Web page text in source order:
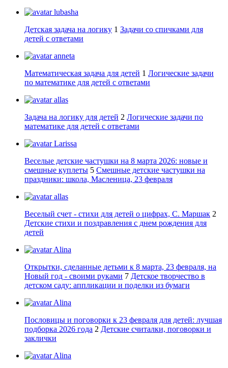
lubasha
Детская задача на логику 1 Задачи со спичками для
детей с ответами
anneta
Математическая задача для детей 1 Логические задачи
по математике для детей с ответами
allas
Задача на логику для детей 2 Логические задачи по
математике для детей с ответами
Larissa
Веселые детские частушки на 8 марта 2026: новые и
смешные куплеты 5 Смешные детские частушки на
праздники: школа, Масленица, 23 февраля
allas
Веселый счет - стихи для детей о цифрах, С. Маршак 2
Детские стихи и поздравления с днем рождения для
детей
Alina
Открытки, сделанные детьми к 8 марта, 23 февраля, на
Новый год - своими руками 7 Детское творчество в
детском саду: аппликации и поделки из бумаги
Alina
Пословицы и поговорки к 23 февраля для детей: лучшая
подборка 2026 года 2 Детские считалки, поговорки и
заклички
Alina